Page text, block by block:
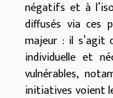
négatifs et à
diffusés via ces
majeur : il s’agit
individuelle et
vulnérables,
initiatives voient